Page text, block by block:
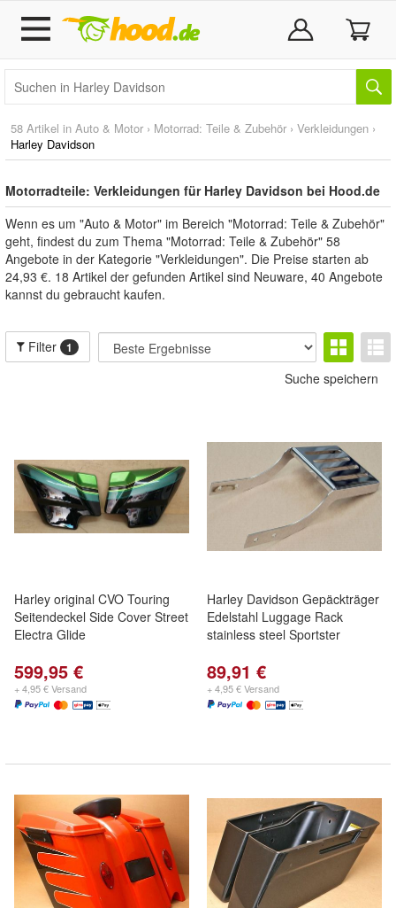
58 Artikel in Auto & Motor › Motorrad: Teile & Zubehör › Verkleidungen ›
Harley Davidson
Motorradteile: Verkleidungen für Harley Davidson bei Hood.de
Wenn es um "Auto & Motor" im Bereich "Motorrad: Teile & Zubehör"
geht, findest du zum Thema "Motorrad: Teile & Zubehör" 58
Angebote in der Kategorie "Verkleidungen". Die Preise starten ab
24,93 €. 18 Artikel der gefunden Artikel sind Neuware, 40 Angebote
kannst du gebraucht kaufen.
Filter 1
Suche speichern
Harley original CVO Touring
Seitendeckel Side Cover Street
Electra Glide
599,95 €
+ 4,95 € Versand
Harley Davidson Gepäckträger
Edelstahl Luggage Rack
stainless steel Sportster
89,91 €
+ 4,95 € Versand